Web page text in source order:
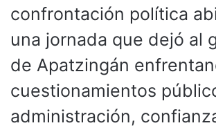
confrontación política
una jornada que dejó al
de Apatzingán
cuestionamientos
administración,